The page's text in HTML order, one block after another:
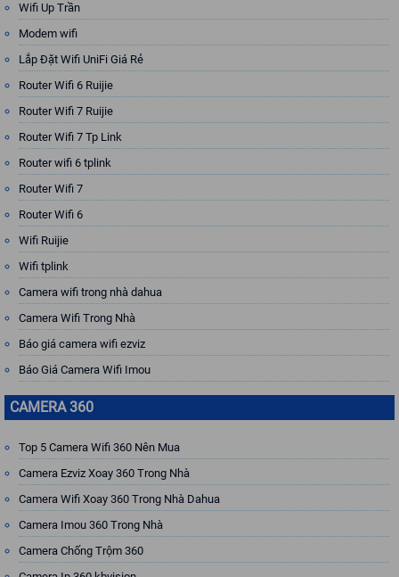
Wifi Up Trần
Modem wifi
Lắp Đặt Wifi UniFi Giá Rẻ
Router Wifi 6 Ruijie
Router Wifi 7 Ruijie
Router Wifi 7 Tp Link
Router wifi 6 tplink
Router Wifi 7
Router Wifi 6
Wifi Ruijie
Wifi tplink
Camera wifi trong nhà dahua
Camera Wifi Trong Nhà
Báo giá camera wifi ezviz
Báo Giá Camera Wifi Imou
CAMERA 360
Top 5 Camera Wifi 360 Nên Mua
Camera Ezviz Xoay 360 Trong Nhà
Camera Wifi Xoay 360 Trong Nhà Dahua
Camera Imou 360 Trong Nhà
Camera Chống Trộm 360